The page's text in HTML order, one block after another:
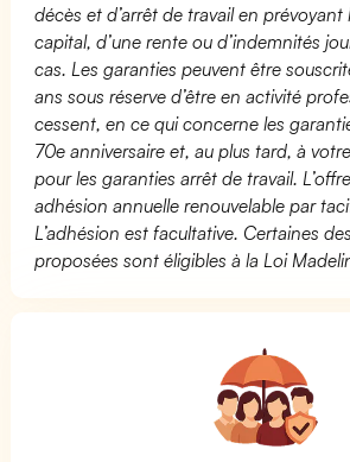
décès et d’arrêt de travail en prévoyant
capital, d’une rente ou d’indemnités
cas. Les garanties peuvent être
ans sous réserve d’être en activité
cessent, en ce qui concerne les
70e anniversaire et, au plus tard, à
pour les garanties arrêt de travail.
adhésion annuelle renouvelable par
L’adhésion est facultative. Certaines
proposées sont éligibles à la Loi